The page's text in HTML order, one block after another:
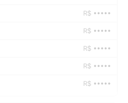
R$ •••••
R$ •••••
R$ •••••
R$ •••••
R$ •••••